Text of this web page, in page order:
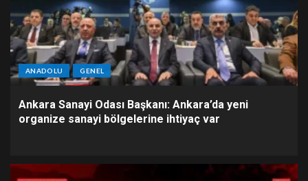
ANADOLU GENEL
Ankara Sanayi Odası Başkanı: Ankara’da yeni
organize sanayi bölgelerine ihtiyaç var